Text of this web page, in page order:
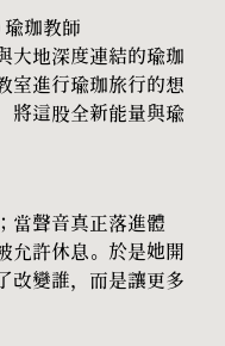
瑜珈教師
大地深度連結的瑜珈
室進行瑜珈旅行的想
將這股全新能量與瑜
當聲音真正落進體
允許休息。於是她開
變誰，而是讓更多